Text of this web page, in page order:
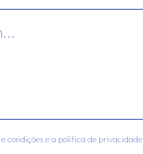
condições e a política de privacidade